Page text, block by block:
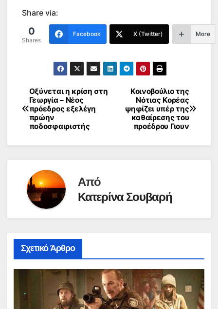
Share via:
0
Shares
Facebook X (Twitter) More
Πλοήγηση
άρθρων
Κοινοβούλιο της
Νότιας Κορέας
ψηφίζει υπέρ της
καθαίρεσης του
προέδρου Γιουν
Οξύνεται η κρίση στη
Γεωργία – Νέος
πρόεδρος εξελέγη
πρώην
ποδοσφαιριστής
Από
Κατερίνα Σουβαρή
Σχετικό Άρθρο